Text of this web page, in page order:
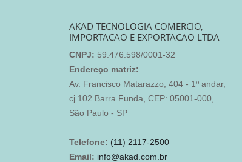
AKAD TECNOLOGIA COMERCIO,
IMPORTACAO E EXPORTACAO LTDA
CNPJ: 59.476.598/0001-32
Endereço matriz:
Av. Francisco Matarazzo, 404 - 1º andar,
cj 102 Barra Funda, CEP: 05001-000,
São Paulo - SP
Telefone: (11) 2117-2500
Email: info@akad.com.br